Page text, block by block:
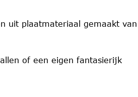
uit plaatmateriaal gemaakt van
of een eigen fantasierijk